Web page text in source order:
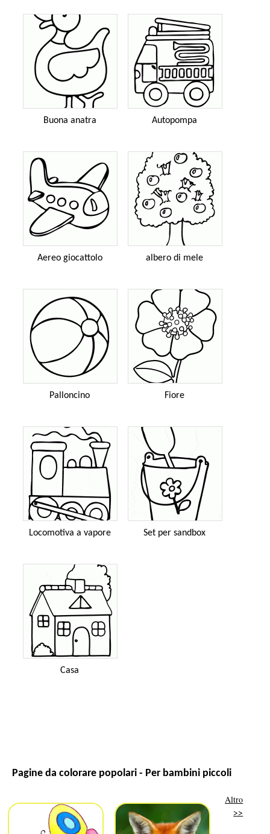
Buona anatra Autopompa
Aereo giocattolo albero di mele
Palloncino Fiore
Locomotiva a vapore Set per sandbox
Casa
Pagine da colorare popolari - Per bambini piccoli
Altro
>>